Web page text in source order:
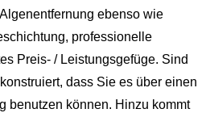
ebenso wie
professionelle
Preis- / Leistungsgefüge. Sind
dass Sie es über einen
benutzen können. Hinzu kommt